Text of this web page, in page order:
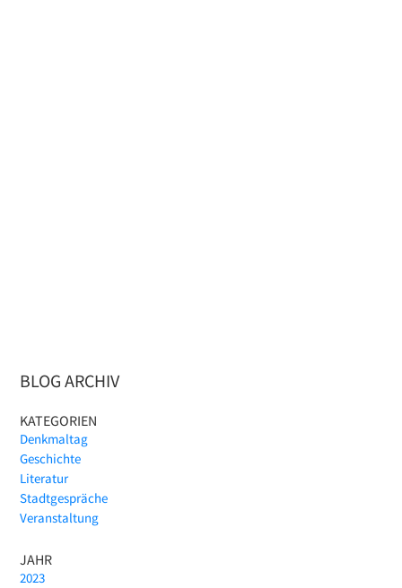
BLOG ARCHIV
KATEGORIEN
Denkmaltag
Geschichte
Literatur
Stadtgespräche
Veranstaltung
JAHR
2023